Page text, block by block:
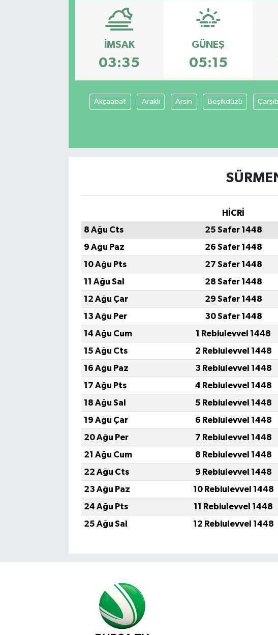
İMSAK
03:35
GÜNEŞ
05:15
Akçaabat Araklı Arsin Beşikdüzü
HİCRİ
8 Ağu Cts
25 Safer 1448
9 Ağu Paz
26 Safer 1448
10 Ağu Pts
27 Safer 1448
11 Ağu Sal
28 Safer 1448
12 Ağu Çar
29 Safer 1448
13 Ağu Per
30 Safer 1448
14 Ağu Cum
1 Rebiulevvel 1448
15 Ağu Cts
2 Rebiulevvel 1448
16 Ağu Paz
3 Rebiulevvel 1448
17 Ağu Pts
4 Rebiulevvel 1448
18 Ağu Sal
5 Rebiulevvel 1448
19 Ağu Çar
6 Rebiulevvel 1448
20 Ağu Per
7 Rebiulevvel 1448
21 Ağu Cum
8 Rebiulevvel 1448
22 Ağu Cts
9 Rebiulevvel 1448
23 Ağu Paz
10 Rebiulevvel 1448
24 Ağu Pts
11 Rebiulevvel 1448
25 Ağu Sal
12 Rebiulevvel 1448